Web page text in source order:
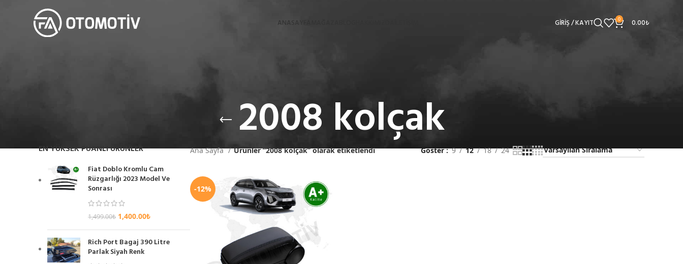
ANASAYFA GIRIŞ / KAYIT 0 0.00₺
2008 kolçak
EN YÜKSEK PUANLI ÜRÜNLER
Fiat Doblo Kromlu Cam
Rüzgarlığı 2023 Model Ve
Sonrası
1,499.00₺ 1,400.00₺
Rich Port Bagaj 390 Litre
Parlak Siyah Renk
Ana Sayfa Ürünler “2008 kolçak” olarak etiketlendi Göster 9 12 18 24
-12%